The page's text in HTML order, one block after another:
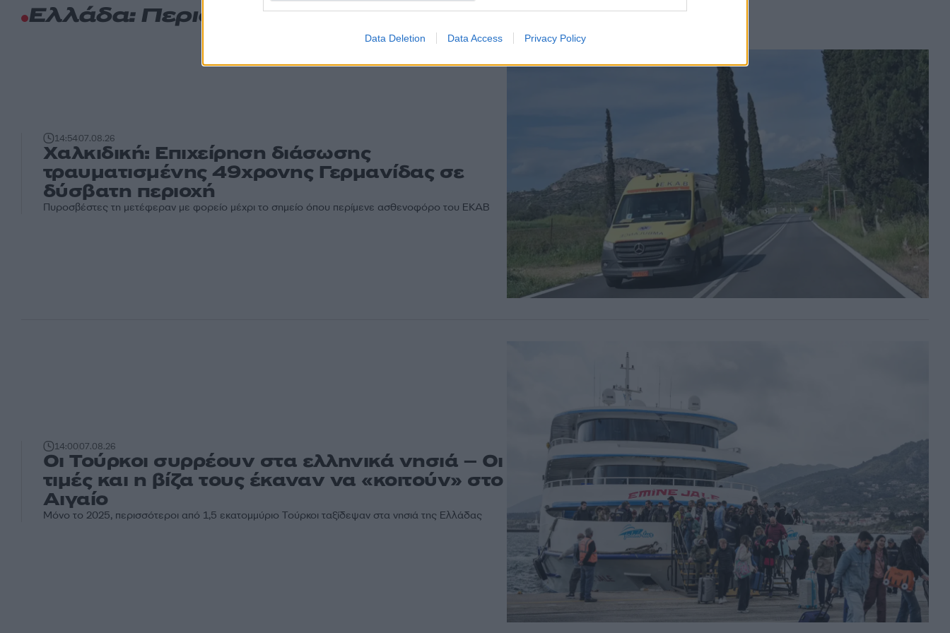
Data Deletion Data Access Privacy Policy
Ελλάδα: Περισσότερα άρθρα
14:5407.08.26
Χαλκιδική: Επιχείρηση διάσωσης
τραυματισμένης 49χρονης Γερμανίδας σε
δύσβατη περιοχή
Πυροσβέστες τη μετέφεραν με φορείο μέχρι το σημείο όπου περίμενε ασθενοφόρο του ΕΚΑΒ
14:0007.08.26
Οι Τούρκοι συρρέουν στα ελληνικά νησιά – Οι
τιμές και η βίζα τους έκαναν να «κοιτούν» στο
Αιγαίο
Μόνο το 2025, περισσότεροι από 1,5 εκατομμύριο Τούρκοι ταξίδεψαν στα νησιά της Ελλάδας